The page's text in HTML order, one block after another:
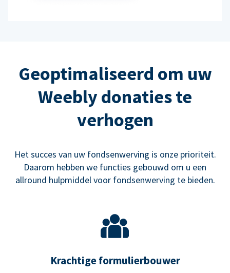
Geoptimaliseerd om uw
Weebly donaties te
verhogen
Het succes van uw fondsenwerving is onze prioriteit.
Daarom hebben we functies gebouwd om u een
allround hulpmiddel voor fondsenwerving te bieden.
Krachtige formulierbouwer